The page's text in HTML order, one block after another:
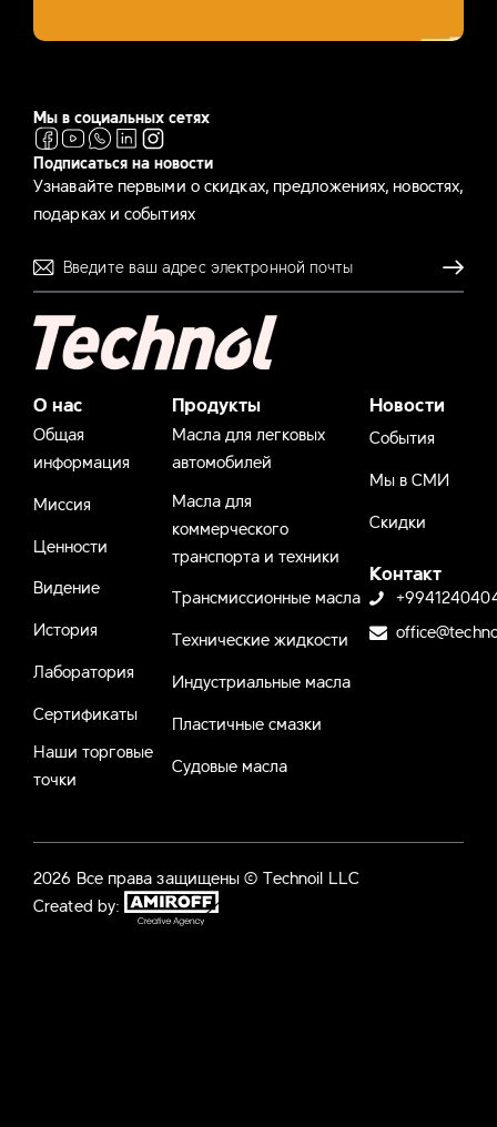
Мы в социальных сетях
Подписаться на новости
Узнавайте первыми о скидках, предложениях, новостях,
подарках и событиях
О нас
Общая
информация
Миссия
Ценности
Видение
История
Лаборатория
Сертификаты
Наши торговые
точки
Продукты
Масла для легковых
автомобилей
Масла для
коммерческого
транспорта и техники
Трансмиссионные масла
Технические жидкости
Индустриальные масла
Пластичные смазки
Судовые масла
Новости
События
Мы в СМИ
Скидки
Контакт
2026 Все права защищены © Technoil LLC
Created by: